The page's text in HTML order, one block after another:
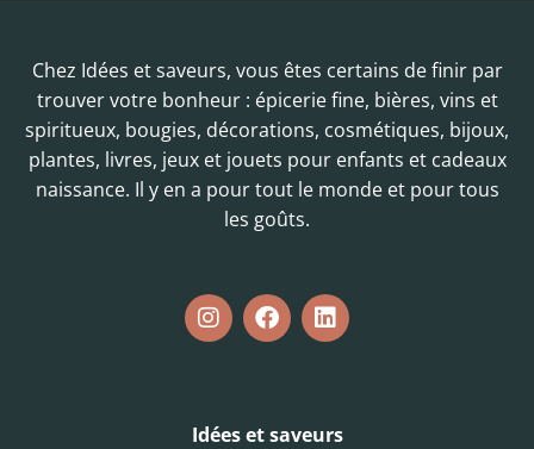
Chez Idées et saveurs, vous êtes certains de finir par
trouver votre bonheur : épicerie fine, bières, vins et
spiritueux, bougies, décorations, cosmétiques, bijoux,
plantes, livres, jeux et jouets pour enfants et cadeaux
naissance. Il y en a pour tout le monde et pour tous
les goûts.
Idées et saveurs